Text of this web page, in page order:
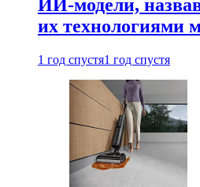
ИИ-модели,
их технологиями
1 год спустя1 год спустя